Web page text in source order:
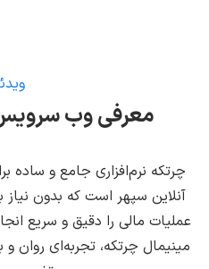
معرفی وب سرویس
چرتکه نرم‌افزاری جامع و ساده
آنلاین سپهر است که بدون
عملیات مالی را دقیق و سریع
مینیمال چرتکه، تجربه‌ای روان